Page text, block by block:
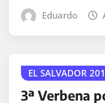
Eduardo
EL SALVADOR
3ª Verbena